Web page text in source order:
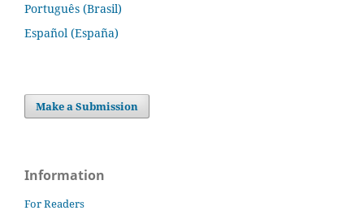
Português (Brasil)
Español (España)
Make a Submission
Information
For Readers